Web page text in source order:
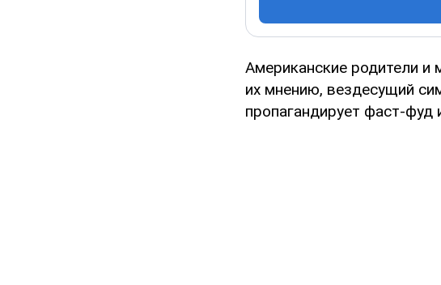
Американские родители
их мнению, вездесущий
пропагандирует фаст-фуд